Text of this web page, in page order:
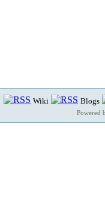
Wiki Blogs
Powered